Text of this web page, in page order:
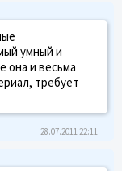
умный и
она и весьма
требует
28.07.2011 22:11